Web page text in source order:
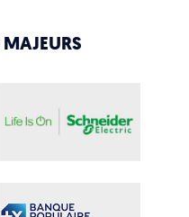
MAJEURS